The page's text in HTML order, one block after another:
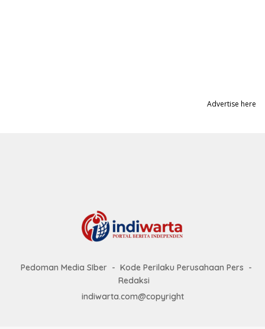
Advertise here
Pedoman Media SIber
Kode Perilaku Perusahaan Pers
Redaksi
indiwarta.com@copyright